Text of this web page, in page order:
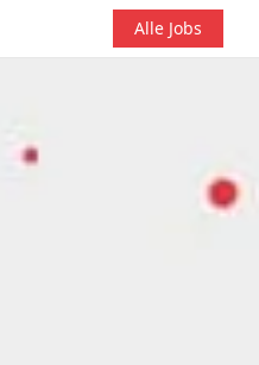
Alle Jobs